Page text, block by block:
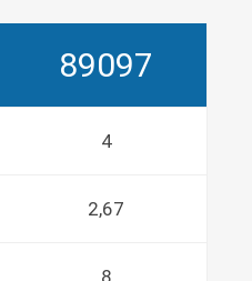
89097
4
2,67
8